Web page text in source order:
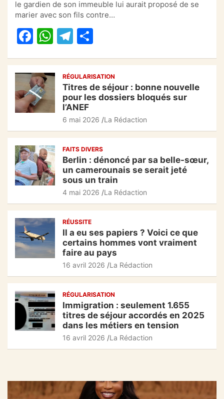
e
b
o
o
k
s
A
p
p
gr
a
m
g
er
le gardien de son immeuble lui aurait proposé de se
marier avec son fils contre…
F
c
e
b
o
o
k
W
at
s
A
p
p
T
gr
a
m
g
er
RÉGULARISATION
Titres de séjour : bonne nouvelle
pour les dossiers bloqués sur
l’ANEF
6 mai 2026 La Rédaction
FAITS DIVERS
Berlin : dénoncé par sa belle-sœur,
un camerounais se serait jeté
sous un train
4 mai 2026 La Rédaction
RÉUSSITE
Il a eu ses papiers ? Voici ce que
certains hommes vont vraiment
faire au pays
16 avril 2026 La Rédaction
RÉGULARISATION
Immigration : seulement 1.655
titres de séjour accordés en 2025
dans les métiers en tension
16 avril 2026 La Rédaction